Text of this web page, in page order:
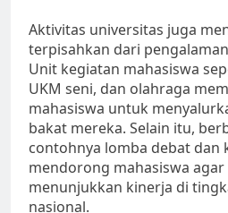
Aktivitas universitas juga
terpisahkan dari
Unit kegiatan mahasiswa
UKM seni, dan olahraga
mahasiswa untuk
bakat mereka. Selain itu,
contohnya lomba debat dan
mendorong mahasiswa
menunjukkan kinerja di
nasional.